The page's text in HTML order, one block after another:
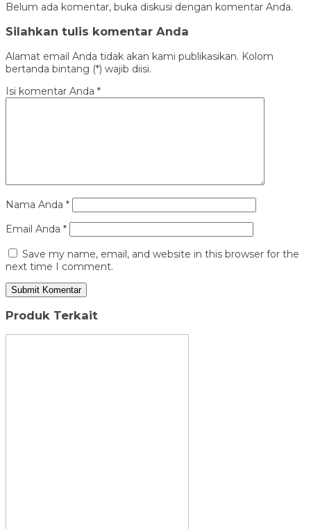
Belum ada komentar, buka diskusi dengan komentar Anda.
Silahkan tulis komentar Anda
Alamat email Anda tidak akan kami publikasikan. Kolom
bertanda bintang (*) wajib diisi.
Isi komentar Anda *
Nama Anda *
Email Anda *
Save my name, email, and website in this browser for the
next time I comment.
Produk Terkait